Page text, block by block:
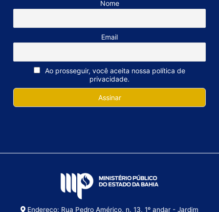
Nome
Email
Ao prosseguir, você aceita nossa política de
privacidade.
Endereço: Rua Pedro Américo, n. 13, 1º andar - Jardim